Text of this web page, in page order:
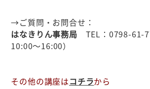
→ご質問・お問合せ：
はなきりん事務局 TEL：0798-61-
10:00～16:00）
その他の講座はコチラから